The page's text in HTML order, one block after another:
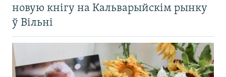
новую кнігу на Кальварыйскім рынку
ў Вільні